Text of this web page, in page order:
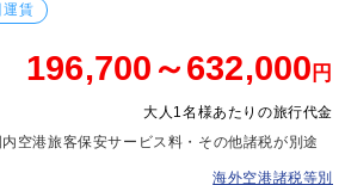
運賃
196,700～632,000 円
大人1名様あたりの旅行代金
空港旅客保安サービス料・その他諸税が別途
海外空港諸税等別